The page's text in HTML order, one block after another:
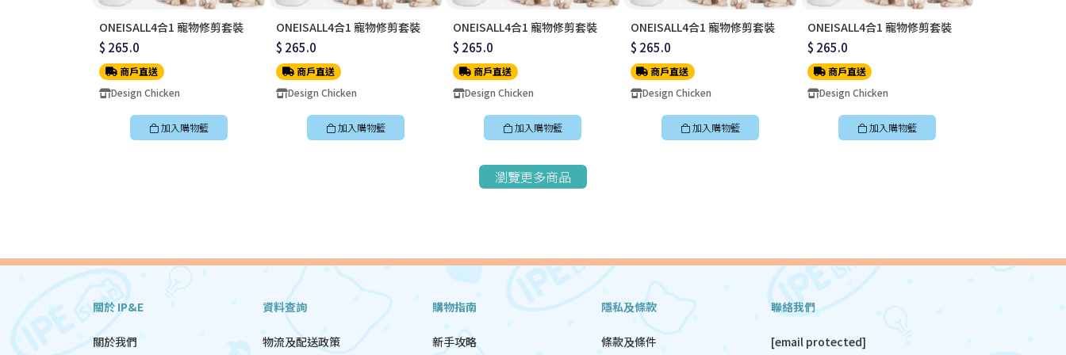
ONEISALL4合1 寵物修剪套裝
$ 265.0
商戶直送
Design Chicken
加入購物籃
ONEISALL4合1 寵物修剪套裝
$ 265.0
商戶直送
Design Chicken
加入購物籃
ONEISALL4合1 寵物修剪套裝
$ 265.0
商戶直送
Design Chicken
加入購物籃
ONEISALL4合1 寵物修剪套裝
$ 265.0
商戶直送
Design Chicken
加入購物籃
ONEISALL4合1 寵物修剪套裝
$ 265.0
商戶直送
Design Chicken
加入購物籃
瀏覽更多商品
關於 IP&E
關於我們
資料查詢
物流及配送政策
購物指南
新手攻略
隱私及條款
條款及條件
聯絡我們
[email protected]